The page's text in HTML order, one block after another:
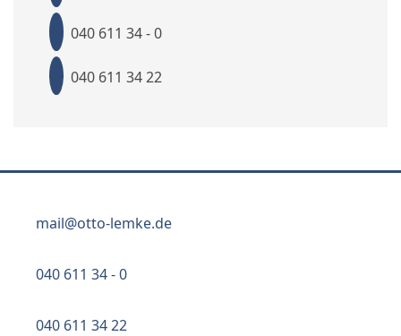
040 611 34 - 0
040 611 34 22
mail@otto-lemke.de
040 611 34 - 0
040 611 34 22